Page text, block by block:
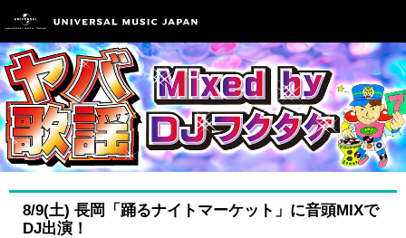
8/9(土) 長岡「踊るナイトマーケット」に音頭MIXで
DJ出演！